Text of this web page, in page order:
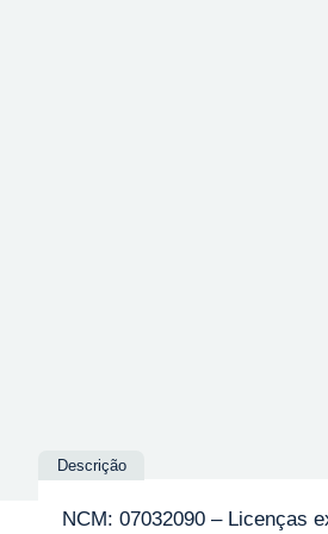
Descrição
NCM: 07032090 – Licenças